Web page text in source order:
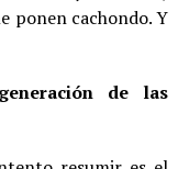
ponen cachondo. Y
de las